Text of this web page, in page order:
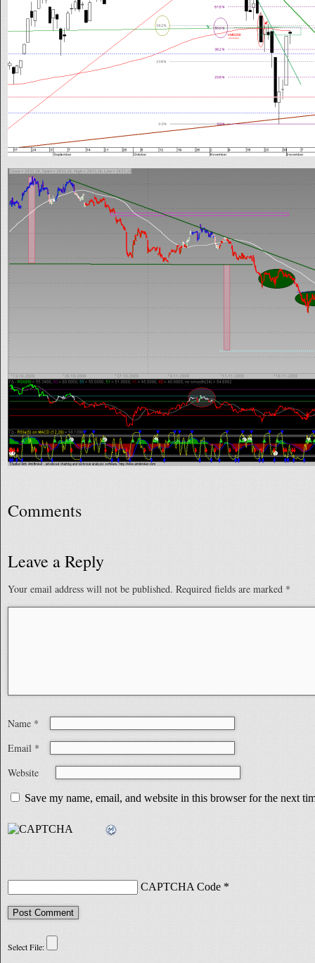
Comments
Leave a Reply
Your email address will not be published. Required fields are marked *
Name *
Email *
Website
Save my name, email, and website in this browser for the next
CAPTCHA Code *